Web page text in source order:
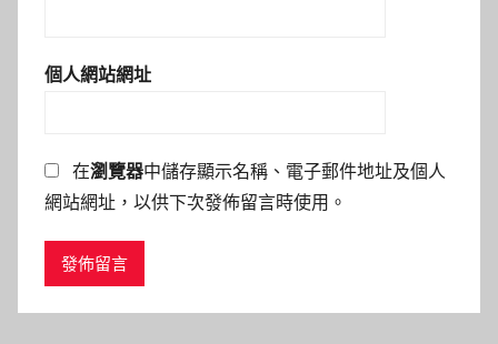
個人網站網址
在瀏覽器中儲存顯示名稱、電子郵件地址及個人
網站網址，以供下次發佈留言時使用。